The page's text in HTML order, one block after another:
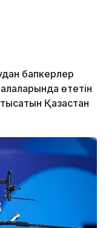
бапкерлер
өтетін
Қазақстан